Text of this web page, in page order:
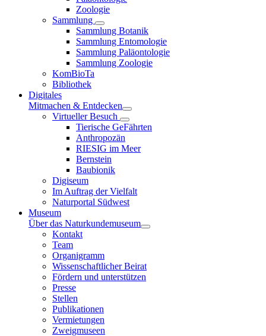
Zoologie
Sammlung
Sammlung Botanik
Sammlung Entomologie
Sammlung Paläontologie
Sammlung Zoologie
KomBioTa
Bibliothek
Digitales
Mitmachen & Entdecken
Virtueller Besuch
Tierische GeFährten
Anthropozän
RIESIG im Meer
Bernstein
Baubionik
Digiseum
Im Auftrag der Vielfalt
Naturportal Südwest
Museum
Über das Naturkundemuseum
Kontakt
Team
Organigramm
Wissenschaftlicher Beirat
Fördern und unterstützen
Presse
Stellen
Publikationen
Vermietungen
Zweigmuseen